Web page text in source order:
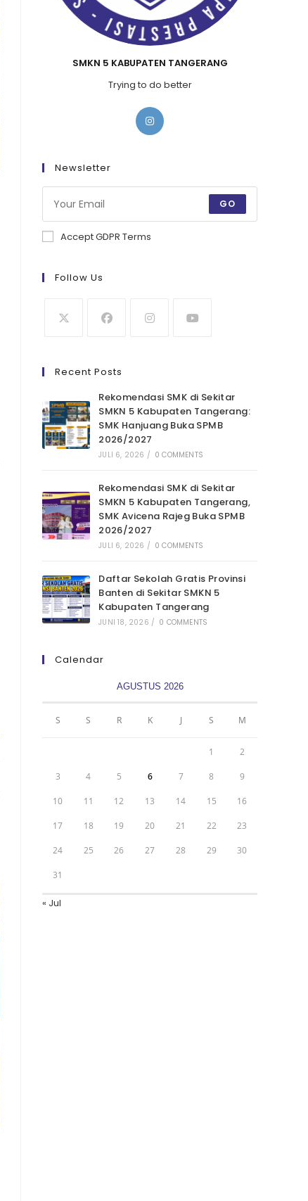
SMKN 5 KABUPATEN TANGERANG
Trying to do better
Newsletter
GO
Accept GDPR Terms
Follow Us
Recent Posts
Rekomendasi SMK di Sekitar
SMKN 5 Kabupaten Tangerang:
SMK Hanjuang Buka SPMB
2026/2027
JULI 6, 2026 / 0 COMMENTS
Rekomendasi SMK di Sekitar
SMKN 5 Kabupaten Tangerang,
SMK Avicena Rajeg Buka SPMB
2026/2027
JULI 6, 2026 / 0 COMMENTS
Daftar Sekolah Gratis Provinsi
Banten di Sekitar SMKN 5
Kabupaten Tangerang
JUNI 18, 2026 / 0 COMMENTS
Calendar
AGUSTUS 2026
S S R K J S M
1 2
3 4 5 6 7 8 9
10 11 12 13 14 15 16
17 18 19 20 21 22 23
24 25 26 27 28 29 30
31
« Jul